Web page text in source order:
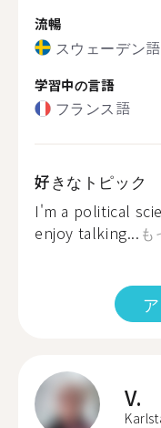
流暢
スウェーデン語
学習中の言語
フランス語
好きなトピック
I'm a political
enjoy talking... も
V.